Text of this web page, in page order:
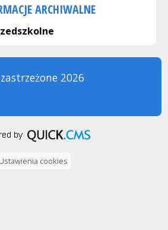
ARCHIWALNE
2026
Ustawienia cookies